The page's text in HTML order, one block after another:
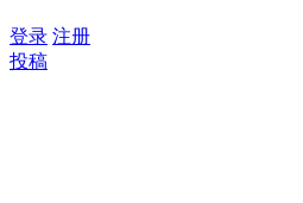
登录 注册
投稿